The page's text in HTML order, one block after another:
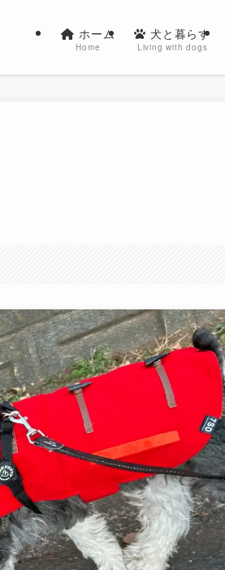
ホーム
Home
犬と暮らす
Living with dogs